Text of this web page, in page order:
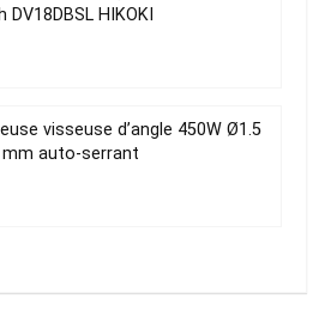
DV18DBSL HIKOKI
visseuse d’angle 450W Ø1.5
mm auto-serrant